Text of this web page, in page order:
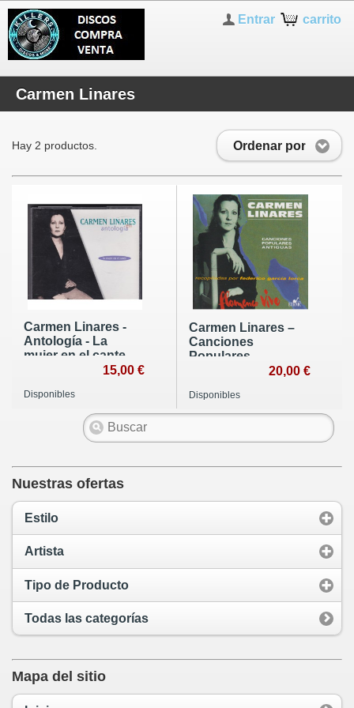
carrito
Entrar
Carmen Linares
Ordenar por
Hay 2 productos.
Carmen Linares -
Antología - La
mujer en el cante
15,00 €
Disponibles
Carmen Linares –
Canciones
Populares
20,00 €
Disponibles
Nuestras ofertas
Estilo
Artista
Tipo de Producto
Todas las categorías
Mapa del sitio